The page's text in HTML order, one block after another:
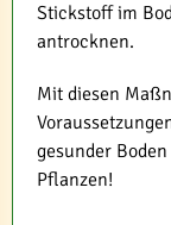
Stickstoff im
antrocknen.
Mit diesen
gesunder
Pflanzen!